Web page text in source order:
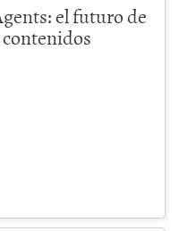
el futuro de